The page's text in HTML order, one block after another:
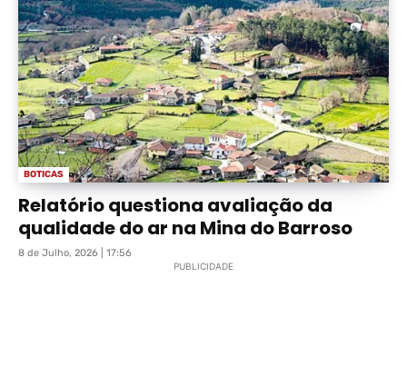
BOTICAS
Relatório questiona avaliação da
qualidade do ar na Mina do Barroso
8 de Julho, 2026 | 17:56
PUBLICIDADE